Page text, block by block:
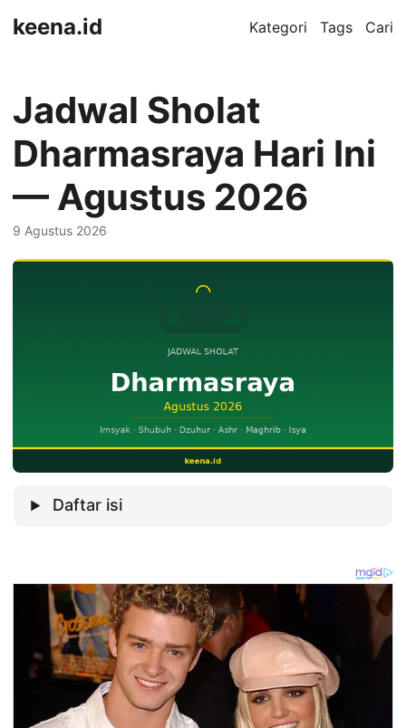
keena.id Kategori Tags Cari
Jadwal Sholat
Dharmasraya Hari Ini
— Agustus 2026
9 Agustus 2026
Daftar isi